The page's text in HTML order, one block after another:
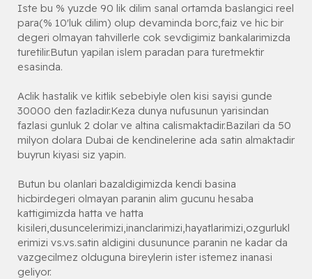
Iste bu % yuzde 90 lik dilim sanal ortamda baslangici reel
para(% 10'luk dilim) olup devaminda borc,faiz ve hic bir
degeri olmayan tahvillerle cok sevdigimiz bankalarimizda
turetilir.Butun yapilan islem paradan para turetmektir
esasinda.
Aclik hastalik ve kitlik sebebiyle olen kisi sayisi gunde
30000 den fazladir.Keza dunya nufusunun yarisindan
fazlasi gunluk 2 dolar ve altina calismaktadir.Bazilari da 50
milyon dolara Dubai de kendinelerine ada satin almaktadir
buyrun kiyasi siz yapin.
Butun bu olanlari bazaldigimizda kendi basina
hicbirdegeri olmayan paranin alim gucunu hesaba
kattigimizda hatta ve hatta
kisileri,dusuncelerimizi,inanclarimizi,hayatlarimizi,ozgurlukl
erimizi vs.vs.satin aldigini dusununce paranin ne kadar da
vazgecilmez olduguna bireylerin ister istemez inanasi
geliyor.